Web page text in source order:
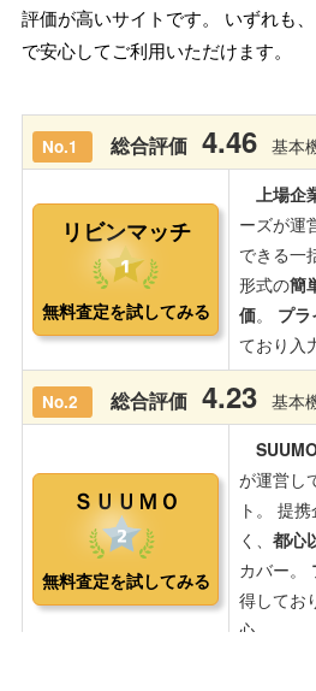
評価が高いサイトです。 いずれも
で安心してご利用いただけます。